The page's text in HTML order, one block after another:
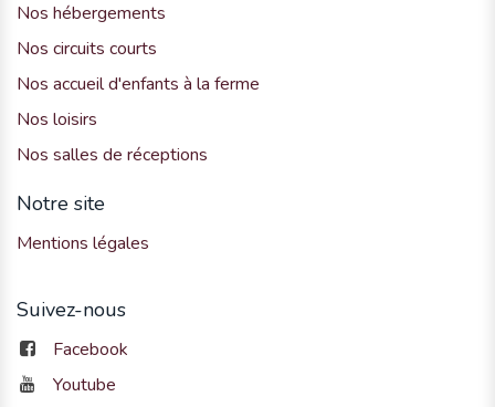
Nos hébergements
Nos circuits courts
Nos accueil d'enfants à la ferme
Nos loisirs
Nos salles de réceptions
Notre site
Mentions légales
Suivez-nous
Facebook
Youtube